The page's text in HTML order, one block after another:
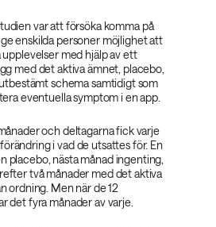
var att försöka komma på
enskilda personer möjlighet att
med hjälp av ett
med det aktiva ämnet, placebo,
schema samtidigt som
eventuella symptom i en app.
och deltagarna fick varje
i vad de utsattes för. En
placebo, nästa månad ingenting,
två månader med det aktiva
ordning. Men när de 12
det fyra månader av varje.